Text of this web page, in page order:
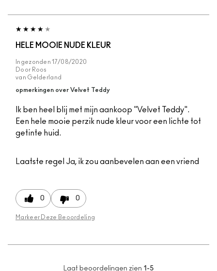
HELE MOOIE NUDE KLEUR
Ingezonden17/08/2020
Door Roos
van Gelderland
opmerkingen over Velvet Teddy
Ik ben heel blij met mijn aankoop "Velvet Teddy".
Een hele mooie perzik nude kleur voor een lichte tot
getinte huid.
Laatste regel Ja, ik zou aanbevelen aan een vriend
0 0
Markeer Deze Beoordeling
Laat beoordelingen zien 1-5